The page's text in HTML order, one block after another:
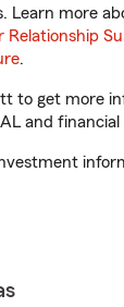
Learn more
Relationship
.
to get more
and